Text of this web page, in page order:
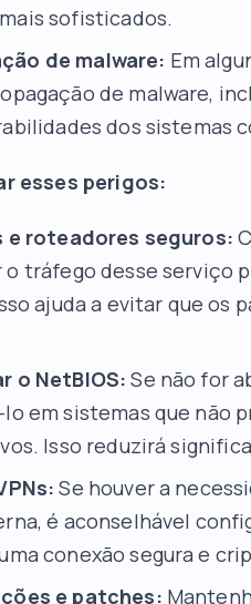
sofisticados.
de malware: Em
de malware,
dos sistemas
esses perigos:
e roteadores seguros:
o tráfego desse serviço
ajuda a evitar que os
o NetBIOS: Se não for
em sistemas que não
Isso reduzirá
Se houver a
é aconselhável
conexão segura e
e patches: